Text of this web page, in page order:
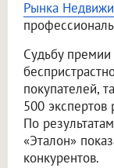
Рынка
Судьбу
покупателей,
500
По
«Эталон»
конкурентов.